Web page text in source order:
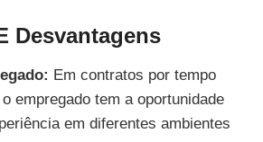
Desvantagens
Em contratos por tempo
empregado tem a oportunidade
em diferentes ambientes